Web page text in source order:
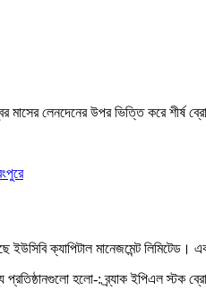
মাসের লেনদেনের উপর ভিত্তি করে
ইউসিবি ক্যাপিটাল মানেজমেন্ট
হলো-: ব্র্যাক ইপিএল স্টক